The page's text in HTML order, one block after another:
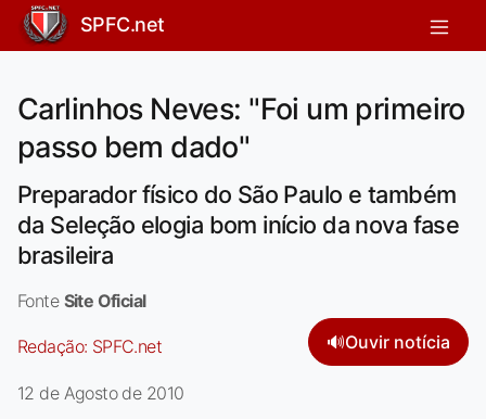
SPFC.net
Carlinhos Neves: "Foi um primeiro
passo bem dado"
Preparador físico do São Paulo e também
da Seleção elogia bom início da nova fase
brasileira
Fonte Site Oficial
Redação: SPFC.net 🔊Ouvir notícia
12 de Agosto de 2010